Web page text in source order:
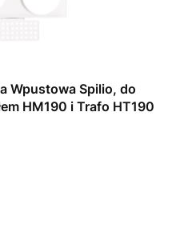
Wpustowa Spilio, do
HM190 i Trafo HT190